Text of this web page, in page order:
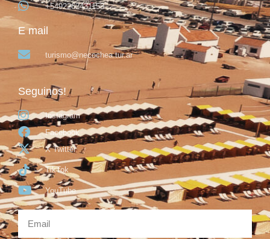
+5492262431153
E mail
turismo@necochea.tur.ar
Seguinos!
Instagram
Facebook
X Twitter
TikTok
YouTube